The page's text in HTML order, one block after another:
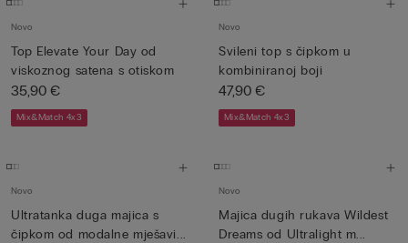
Novo
Top Elevate Your Day od
viskoznog satena s otiskom
35,90 €
Mix&Match 4x3
Novo
Svileni top s čipkom u
kombiniranoj boji
47,90 €
Mix&Match 4x3
Novo
Ultratanka duga majica s
čipkom od modalne mješavi...
Novo
Majica dugih rukava Wildest
Dreams od Ultralight m...